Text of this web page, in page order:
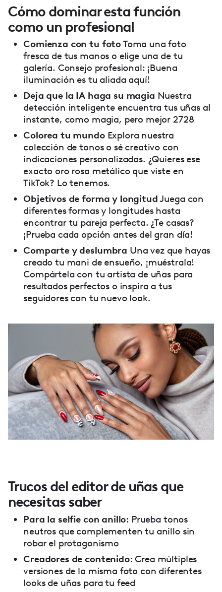
Cómo dominar esta función
como un profesional
Comienza con tu fotoToma una foto
fresca de tus manos o elige una de tu
galería. Consejo profesional: ¡Buena
iluminación es tu aliada aquí!
Deja que la IA haga su magia Nuestra
detección inteligente encuentra tus uñas al
instante, como magia, pero mejor 2728
Colorea tu mundoExplora nuestra
colección de tonos o sé creativo con
indicaciones personalizadas. ¿Quieres ese
exacto oro rosa metálico que viste en
TikTok? Lo tenemos.
Objetivos de forma y longitudJuega con
diferentes formas y longitudes hasta
encontrar tu pareja perfecta. ¿Te casas?
¡Prueba cada opción antes del gran día!
Comparte y deslumbra Una vez que hayas
creado tu mani de ensueño, ¡muéstrala!
Compártela con tu artista de uñas para
resultados perfectos o inspira a tus
seguidores con tu nuevo look.
Trucos del editor de uñas que
necesitas saber
Para la selfie con anillo: Prueba tonos
neutros que complementen tu anillo sin
robar el protagonismo
Creadores de contenido: Crea múltiples
versiones de la misma foto con diferentes
looks de uñas para tu feed